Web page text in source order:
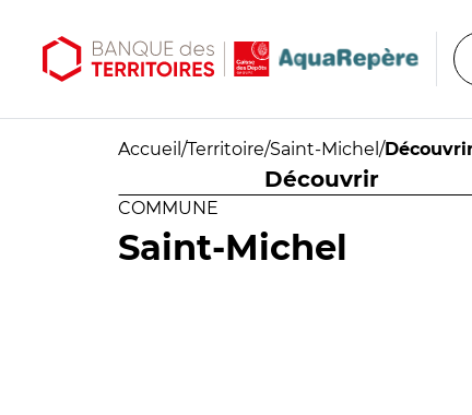
Accueil /Territoire/Saint-Michel /
Découvrir
COMMUNE
Saint-Michel